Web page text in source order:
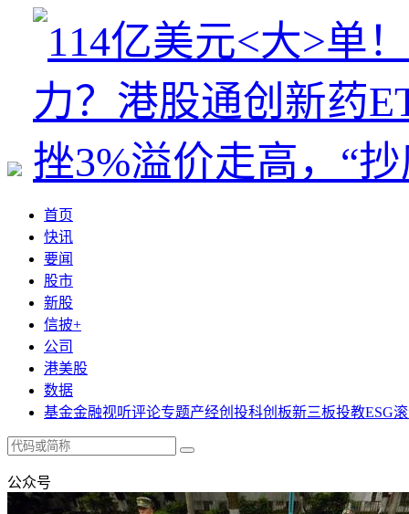
首页
快讯
要闻
股市
新股
信披+
公司
港美股
数据
基金金融视听评论专题产经创投科创板新三板投教ESG
公众号